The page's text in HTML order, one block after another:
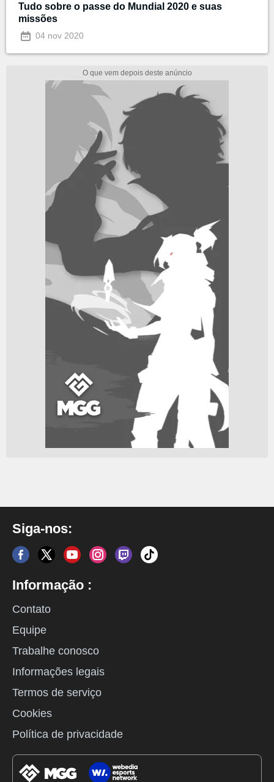
Tudo sobre o passe do Mundial 2020 e suas
missões
04 nov 2020
Siga-nos:
Informação :
Contato
Equipe
Trabalhe conosco
Informações legais
Termos de serviço
Cookies
Política de privacidade